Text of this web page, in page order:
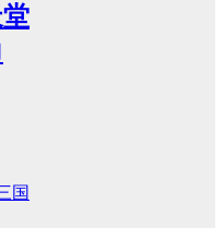
国